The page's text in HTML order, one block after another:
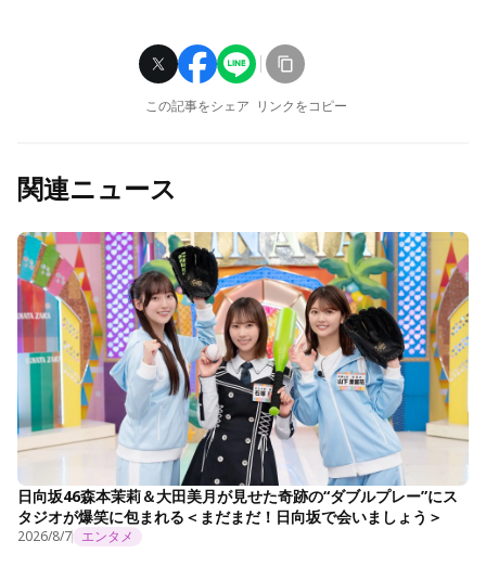
この記事をシェア リンクをコピー
関連ニュース
日向坂46森本茉莉＆大田美月が見せた奇跡の“ダブルプレー”にス
タジオが爆笑に包まれる＜まだまだ！日向坂で会いましょう＞
2026/8/7 エンタメ